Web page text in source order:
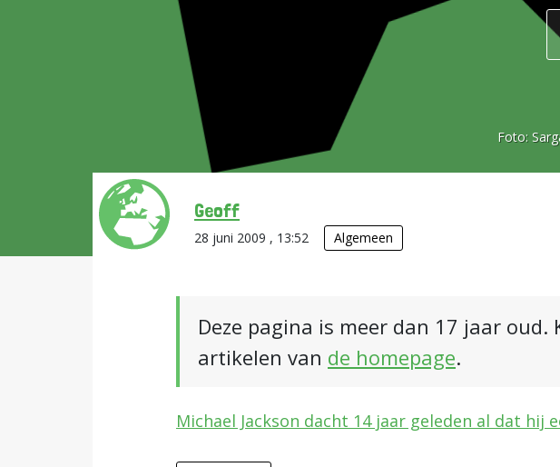
Foto:
Geoff
28 juni 2009 , 13:52 Algemeen
Deze pagina is meer dan 17 jaar
artikelen van de homepage.
Michael Jackson dacht 14 jaar geleden al dat hij